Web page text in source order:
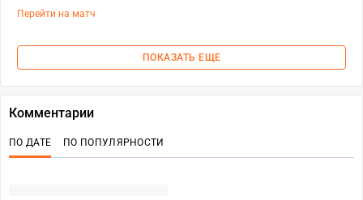
Перейти на матч
ПОКАЗАТЬ ЕЩЕ
Комментарии
ПО ДАТЕ ПО ПОПУЛЯРНОСТИ